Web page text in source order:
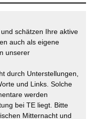
schätzen Ihre aktive
auch als eigene
unserer
durch Unterstellungen,
und Links. Solche
werden
bei TE liegt. Bitte
Mitternacht und